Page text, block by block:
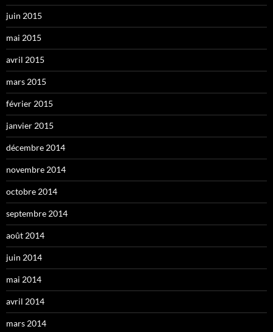
juin 2015
mai 2015
avril 2015
mars 2015
février 2015
janvier 2015
décembre 2014
novembre 2014
octobre 2014
septembre 2014
août 2014
juin 2014
mai 2014
avril 2014
mars 2014